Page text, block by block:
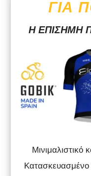
ΓΙΑ
Η ΕΠΊΣΗΜΗ
Κατασκευασμένο